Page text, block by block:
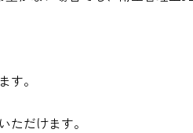
す。
ただけます。